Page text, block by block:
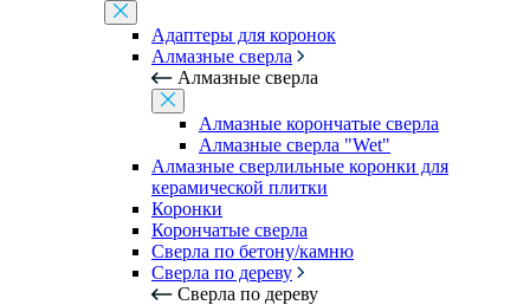
Адаптеры для коронок
Алмазные сверла
Алмазные сверла
Алмазные корончатые сверла
Алмазные сверла "Wet"
Алмазные сверлильные коронки для
керамической плитки
Коронки
Корончатые сверла
Сверла по бетону/камню
Сверла по дереву
Сверла по дереву